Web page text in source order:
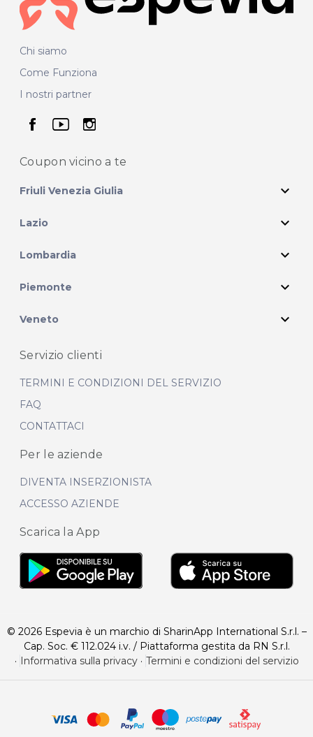
Chi siamo
Come Funziona
I nostri partner
seguici su facebook
seguici su youtube
seguici su instagram
Coupon vicino a te
Friuli Venezia Giulia expand_more
Lazio expand_more
Lombardia expand_more
Piemonte expand_more
Veneto expand_more
Servizio clienti
TERMINI E CONDIZIONI DEL SERVIZIO
FAQ
CONTATTACI
Per le aziende
DIVENTA INSERZIONISTA
ACCESSO AZIENDE
Scarica la App
© 2026 Espevia è un marchio di SharinApp International S.r.l. –
Cap. Soc. € 112.024 i.v. / Piattaforma gestita da RN S.r.l.
·
Informativa sulla privacy· Termini e condizioni del servizio